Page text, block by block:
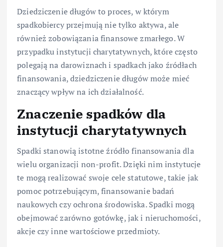
Dziedziczenie długów to proces, w którym
spadkobiercy przejmują nie tylko aktywa, ale
również zobowiązania finansowe zmarłego. W
przypadku instytucji charytatywnych, które często
polegają na darowiznach i spadkach jako źródłach
finansowania, dziedziczenie długów może mieć
znaczący wpływ na ich działalność.
Znaczenie spadków dla
instytucji charytatywnych
Spadki stanowią istotne źródło finansowania dla
wielu organizacji non-profit. Dzięki nim instytucje
te mogą realizować swoje cele statutowe, takie jak
pomoc potrzebującym, finansowanie badań
naukowych czy ochrona środowiska. Spadki mogą
obejmować zarówno gotówkę, jak i nieruchomości,
akcje czy inne wartościowe przedmioty.